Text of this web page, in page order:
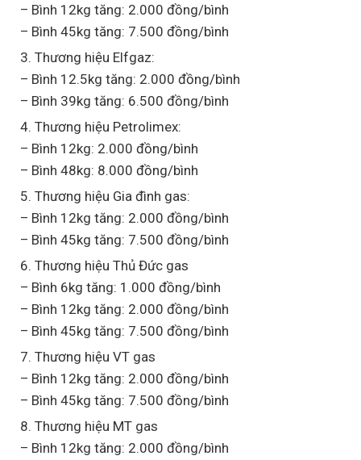
– Bình 12kg tăng: 2.000 đồng/bình
– Bình 45kg tăng: 7.500 đồng/bình
3. Thương hiệu Elfgaz:
– Bình 12.5kg tăng: 2.000 đồng/bình
– Bình 39kg tăng: 6.500 đồng/bình
4. Thương hiệu Petrolimex:
– Bình 12kg: 2.000 đồng/bình
– Bình 48kg: 8.000 đồng/bình
5. Thương hiệu Gia đình gas:
– Bình 12kg tăng: 2.000 đồng/bình
– Bình 45kg tăng: 7.500 đồng/bình
6. Thương hiệu Thủ Đức gas
– Bình 6kg tăng: 1.000 đồng/bình
– Bình 12kg tăng: 2.000 đồng/bình
– Bình 45kg tăng: 7.500 đồng/bình
7. Thương hiệu VT gas
– Bình 12kg tăng: 2.000 đồng/bình
– Bình 45kg tăng: 7.500 đồng/bình
8. Thương hiệu MT gas
– Bình 12kg tăng: 2.000 đồng/bình